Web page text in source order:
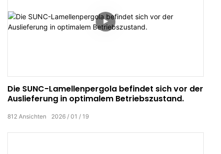
Die SUNC-Lamellenpergola befindet sich vor der
Auslieferung in optimalem Betriebszustand.
2026 01 19
812 Ansichten